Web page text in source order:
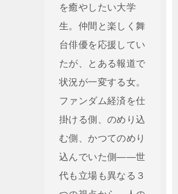
を癒やしたい大学
生。仲間と楽しく舞
台俳優を応援してい
たが、とある報道で
状況が一変する女。
ファンダム経済を仕
掛ける側、のめり込
む側、かつてのめり
込んでいた側――世
代も立場も異なる３